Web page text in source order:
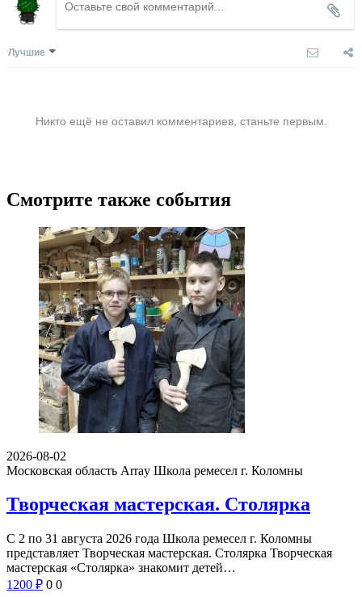
Лучшие
Никто ещё не оставил комментариев, станьте первым.
Смотрите также события
2026-08-02
Московская область Array Школа ремесел г. Коломны
Творческая мастерская. Столярка
С 2 по 31 августа 2026 года Школа ремесел г. Коломны
представляет Творческая мастерская. Столярка Творческая
мастерская «Столярка» знакомит детей…
1200 ₽ 0 0